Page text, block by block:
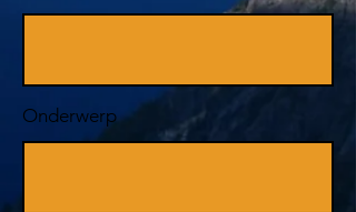
Onderwerp